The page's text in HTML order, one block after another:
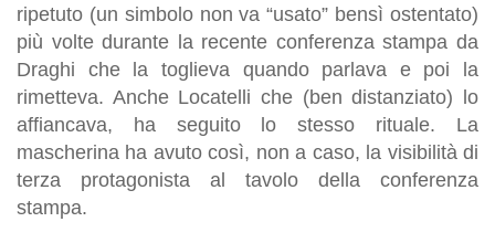
ripetuto (un simbolo non va “usato” bensì ostentato)
più volte durante la recente conferenza stampa da
Draghi che la toglieva quando parlava e poi la
rimetteva. Anche Locatelli che (ben distanziato) lo
affiancava, ha seguito lo stesso rituale. La
mascherina ha avuto così, non a caso, la visibilità di
terza protagonista al tavolo della conferenza
stampa.